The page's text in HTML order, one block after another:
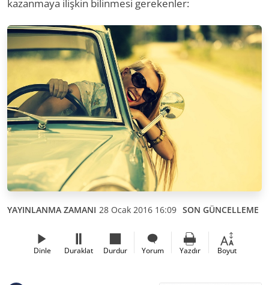
kazanmaya ilişkin bilinmesi gerekenler:
YAYINLANMA ZAMANI 28 Ocak 2016 16:09 SON GÜNCELLEME
Dinle Duraklat Durdur Yorum Yazdır Boyut